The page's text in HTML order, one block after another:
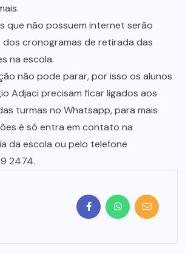
que não possuem internet serão
dos cronogramas de retirada das
na escola.
não pode parar, por isso os alunos
Adjaci precisam ficar ligados aos
turmas no Whatsapp, para mais
é só entra em contato na
da escola ou pelo telefone
2474.